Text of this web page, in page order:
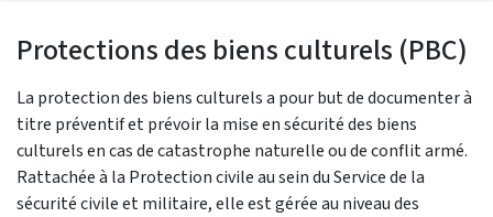
Protections des biens culturels (PBC)
La protection des biens culturels a pour but de documenter à
titre préventif et prévoir la mise en sécurité des biens
culturels en cas de catastrophe naturelle ou de conflit armé.
Rattachée à la Protection civile au sein du Service de la
sécurité civile et militaire, elle est gérée au niveau des